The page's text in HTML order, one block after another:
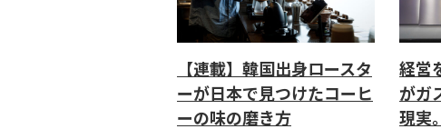
【連載】韓国出身ロースタ
ーが日本で見つけたコーヒ
ーの味の磨き方
経営
がガ
現実。